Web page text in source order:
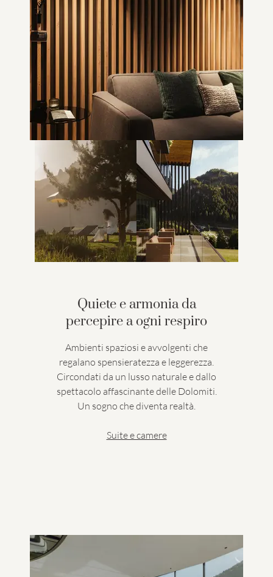
Quiete e armonia da
percepire a ogni respiro
Ambienti spaziosi e avvolgenti che
regalano spensieratezza e leggerezza.
Circondati da un lusso naturale e dallo
spettacolo affascinante delle Dolomiti.
Un sogno che diventa realtà.
Suite e camere